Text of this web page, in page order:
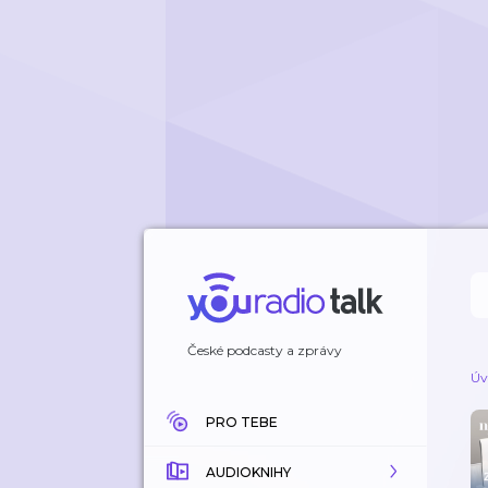
České podcasty a zprávy
PRO TEBE
AUDIOKNIHY